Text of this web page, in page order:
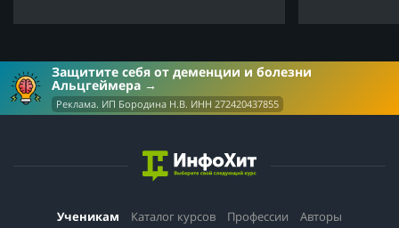
Защитите себя от деменции и болезни
Альцгеймера
Реклама. ИП Бородина Н.В. ИНН 272420437855
Ученикам Каталог курсов Профессии
Авторы